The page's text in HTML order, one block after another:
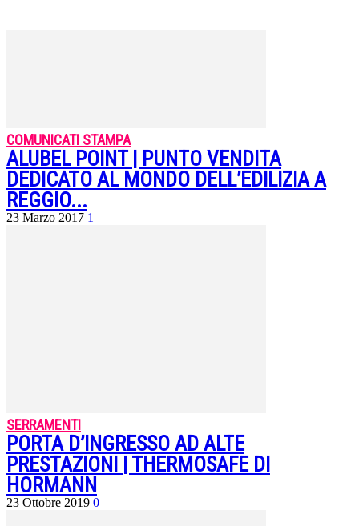
COMUNICATI STAMPA
ALUBEL POINT | PUNTO VENDITA
DEDICATO AL MONDO DELL’EDILIZIA A
REGGIO...
23 Marzo 2017 1
SERRAMENTI
PORTA D’INGRESSO AD ALTE
PRESTAZIONI | THERMOSAFE DI
HORMANN
23 Ottobre 2019 0